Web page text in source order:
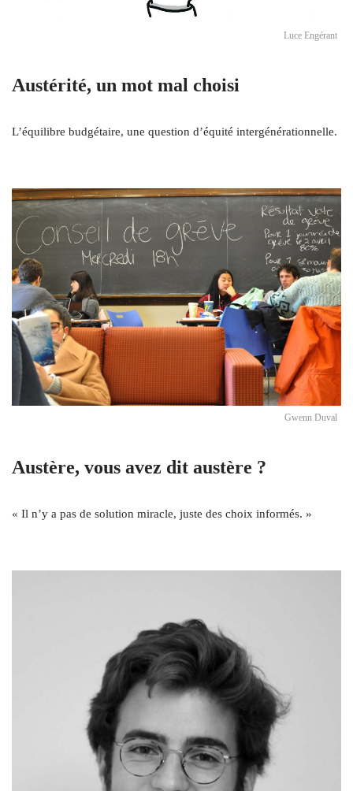
Luce Engérant
Austérité, un mot mal choisi
L’équilibre budgétaire, une question d’équité intergénérationnelle.
Gwenn Duval
Austère, vous avez dit austère ?
« Il n’y a pas de solution miracle, juste des choix informés. »